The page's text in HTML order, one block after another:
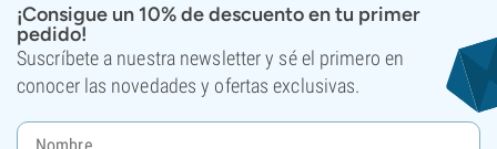
¡Consigue un 10% de descuento en tu primer
pedido!
Suscríbete a nuestra newsletter y sé el primero en
conocer las novedades y ofertas exclusivas.